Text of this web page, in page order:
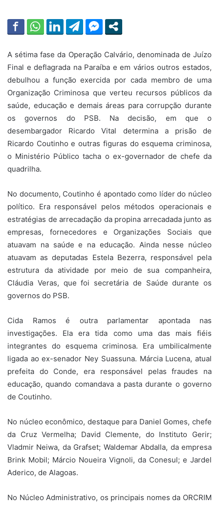
A sétima fase da Operação Calvário, denominada de Juízo
Final e deflagrada na Paraíba e em vários outros estados,
debulhou a função exercida por cada membro de uma
Organização Criminosa que verteu recursos públicos da
saúde, educação e demais áreas para corrupção durante
os governos do PSB. Na decisão, em que o
desembargador Ricardo Vital determina a prisão de
Ricardo Coutinho e outras figuras do esquema criminosa,
o Ministério Público tacha o ex-governador de chefe da
quadrilha.
No documento, Coutinho é apontado como líder do núcleo
político. Era responsável pelos métodos operacionais e
estratégias de arrecadação da propina arrecadada junto as
empresas, fornecedores e Organizações Sociais que
atuavam na saúde e na educação. Ainda nesse núcleo
atuavam as deputadas Estela Bezerra, responsável pela
estrutura da atividade por meio de sua companheira,
Cláudia Veras, que foi secretária de Saúde durante os
governos do PSB.
Cida Ramos é outra parlamentar apontada nas
investigações. Ela era tida como uma das mais fiéis
integrantes do esquema criminosa. Era umbilicalmente
ligada ao ex-senador Ney Suassuna. Márcia Lucena, atual
prefeita do Conde, era responsável pelas fraudes na
educação, quando comandava a pasta durante o governo
de Coutinho.
No núcleo econômico, destaque para Daniel Gomes, chefe
da Cruz Vermelha; David Clemente, do Instituto Gerir;
Vladmir Neiwa, da Grafset; Waldemar Abdalla, da empresa
Brink Mobil; Márcio Noueira Vignoli, da Conesul; e Jardel
Aderico, de Alagoas.
No Núcleo Administrativo, os principais nomes da ORCRIM